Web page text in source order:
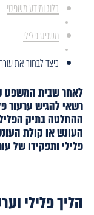
בלוג ומידע משפטי
משפט פלילי
כיצד לבחור את
לאחר שבית המשפט
רשאי להגיש ערעור
ההחלטה בתיק
העונש או קולת
פלילי ותפקידו של
הליך פלילי